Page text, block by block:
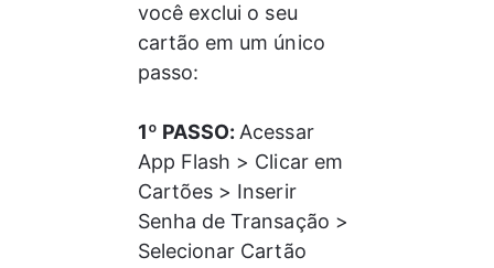
você exclui o seu
cartão em um único
passo:
1º PASSO: Acessar
App Flash > Clicar em
Cartões > Inserir
Senha de Transação >
Selecionar Cartão